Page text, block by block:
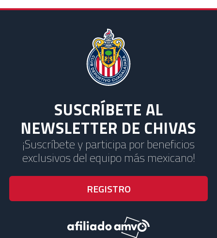
SUSCRÍBETE AL
NEWSLETTER DE CHIVAS
¡Suscríbete y participa por beneficios
exclusivos del equipo más mexicano!